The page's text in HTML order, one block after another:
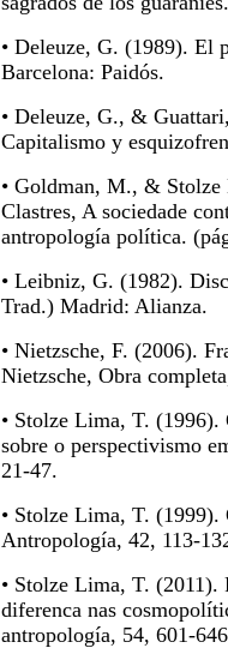
• Deleuze, G. (1989). El
Barcelona: Paidós.
• Deleuze, G., &
Capitalismo y
• Goldman, M., &
Clastres, A sociedade
antropología política.
• Leibniz, G. (1982).
Trad.) Madrid: Alianza.
• Nietzsche, F. (2006).
Nietzsche, Obra
• Stolze Lima, T.
sobre o perspectivismo
21-47.
• Stolze Lima, T. (1999).
Antropología, 42, 113-
• Stolze Lima, T. (2011).
diferenca nas
antropología, 54, 601-